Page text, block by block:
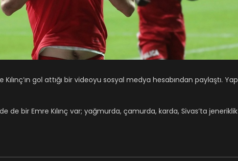
Kılınç’ın gol attığı bir videoyu sosyal medya hesabından paylaştı.
de bir Emre Kılınç var; yağmurda, çamurda, karda, Sivas’ta